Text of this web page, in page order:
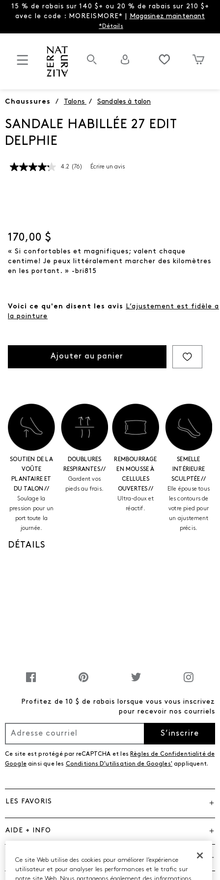
15 % de rabais sur 140 $+ ou 20 % de rabais sur 210 $+
avec le code : MOREISMORE* | Magasinez maintenant
*Détails
Chaussures / Talons / Sandales à talon
SANDALE HABILLÉE 27 EDIT
DELPHIE
4.2 Lire
(76) Écrire un avis
Prix actuel
170,00 $
« Si confortables et magnifiques; valent chaque
centime! Je peux littéralement marcher des kilomètres
en les portant. » -bri815
Voici ce qu'en disent les avis
L’ajustement est fidèle a
la pointure
Ajouter au panier
SOUTIEN DE LA
VOÛTE
PLANTAIRE ET
DU TALON //
Soulage la
pression pour un
port toute la
journée.
DOUBLURES
RESPIRANTES //
Gardent vos
pieds au frais.
REMBOURRAGE
EN MOUSSE À
CELLULES
OUVERTES //
Ultra-doux et
réactif.
SEMELLE
INTÉRIEURE
SCULPTÉE //
Elle épouse tous
les contours de
votre pied pour
un ajustement
précis.
DÉTAILS
Profitez de 10 $ de rabais lorsque vous vous inscrivez
pour recevoir nos courriels
S’inscrire
Ce site est protégé par reCAPTCHA et les Règles de Confidentialité de
Googleainsi que les Conditions D'utilisation de Googles' appliquent.
LES FAVORIS
AIDE + INFO
MARQUES
Ce site Web utilise des cookies pour améliorer l’expérience
utilisateur et pour analyser les performances et le trafic sur
notre site Web. Nous partageons également des informations